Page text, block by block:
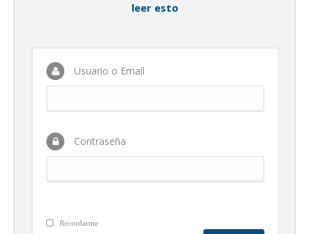
leer esto
Usuario o Email
Contraseña
Recordarme